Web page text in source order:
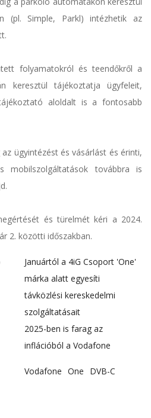
(pl. Simple, Parkl) intézhetik az
folyamatokról és teendőkről a
keresztül tájékoztatja ügyfeleit,
aloldalt is a fontosabb
ügyintézést és vásárlást és érinti,
mobilszolgáltatások továbbra is
és türelmét kéri a 2024.
2. közötti időszakban.
Januártól a 4iG Csoport 'One'
márka alatt egyesíti
távközlési kereskedelmi
szolgáltatásait
2025-ben is farag az
inflációból a Vodafone
Vodafone One DVB-C